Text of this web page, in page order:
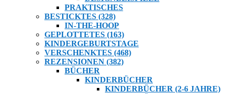
PRAKTISCHES
BESTICKTES (328)
IN-THE-HOOP
GEPLOTTETES (163)
KINDERGEBURTSTAGE
VERSCHENKTES (468)
REZENSIONEN (382)
BÜCHER
KINDERBÜCHER
KINDERBÜCHER (2-6 JAHRE)